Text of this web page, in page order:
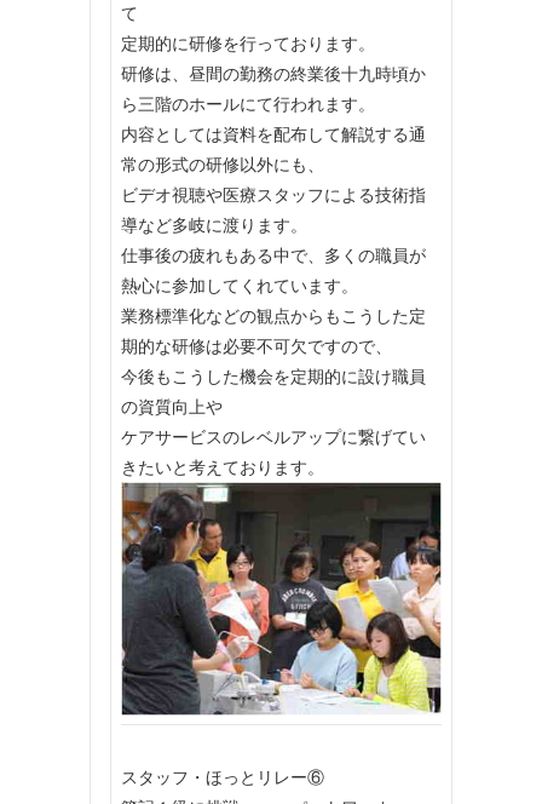
て
定期的に研修を行っております。
研修は、昼間の勤務の終業後十九時頃か
ら三階のホールにて行われます。
内容としては資料を配布して解説する通
常の形式の研修以外にも、
ビデオ視聴や医療スタッフによる技術指
導など多岐に渡ります。
仕事後の疲れもある中で、多くの職員が
熱心に参加してくれています。
業務標準化などの観点からもこうした定
期的な研修は必要不可欠ですので、
今後もこうした機会を定期的に設け職員
の資質向上や
ケアサービスのレベルアップに繋げてい
きたいと考えております。
スタッフ・ほっとリレー⑥